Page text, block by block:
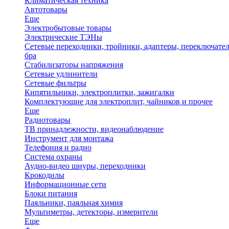
Автотовары
Еще
Электробытовые товары
Электрические ТЭНы
Сетевые переходники, тройники, адаптеры,
бра
Стабилизаторы напряжения
Сетевые удлинители
Сетевые фильтры
Кипятильники, электроплитки, зажигалки
Комплектующие для электроплит, чайников и прочее
Еще
Радиотовары
ТВ принадлежности, видеонаблюдение
Инструмент для монтажа
Телефония и радио
Система охраны
Аудио-видео шнуры, переходники
Крокодилы
Информационные сети
Блоки питания
Паяльники, паяльная химия
Мультиметры, детекторы, измерители
Еще